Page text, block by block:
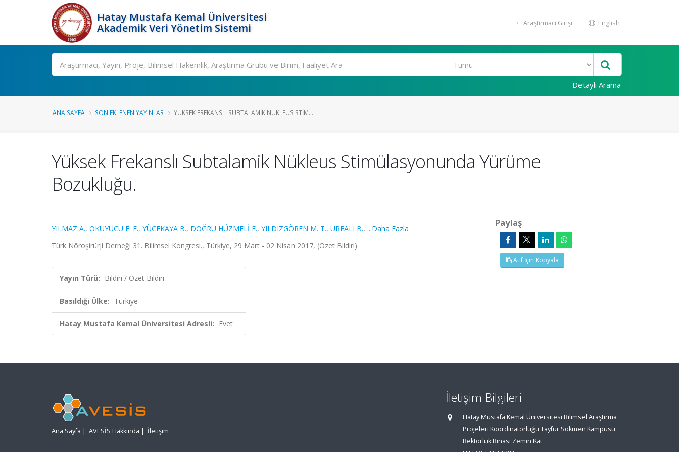
Hatay Mustafa Kemal Üniversitesi
Akademik Veri Yönetim Sistemi
Araştırmacı Girişi English
Ara
Detaylı Arama
ANA SAYFA SON EKLENEN YAYINLAR YÜKSEK FREKANSLI SUBTALAMIK NÜKLEUS STIM...
Yüksek Frekanslı Subtalamik Nükleus Stimülasyonunda Yürüme
Bozukluğu.
YILMAZ A., OKUYUCU E. E., YÜCEKAYA B., DOĞRU HÜZMELİ E., YILDIZGÖREN M. T., URFALI B., ...Daha Fazla
Türk Nöroşirürji Derneği 31. Bilimsel Kongresi., Türkiye, 29 Mart - 02 Nisan 2017, (Özet Bildiri)
Yayın Türü: Bildiri / Özet Bildiri
Basıldığı Ülke: Türkiye
Hatay Mustafa Kemal Üniversitesi Adresli: Evet
Paylaş
Atıf İçin Kopyala
Ana Sayfa | AVESİS Hakkında | İletişim
İletişim Bilgileri
Hatay Mustafa Kemal Üniversitesi Bilimsel Araştırma
Projeleri Koordinatörlüğü Tayfur Sökmen Kampüsü
Rektörlük Binası Zemin Kat